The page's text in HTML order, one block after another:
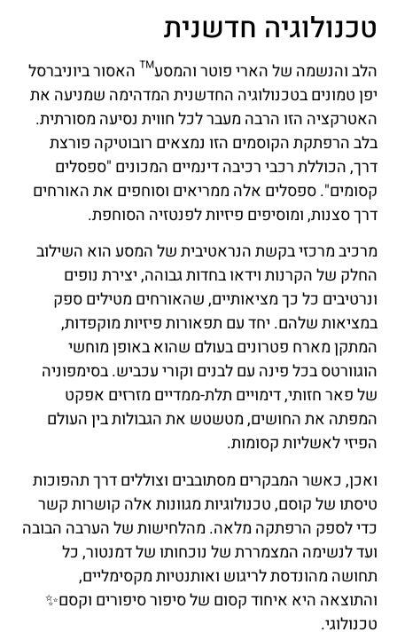
טכנולוגיה חדשנית
הלב והנשמה של הארי פוטר והמסע™ האסור ביוניברסל
יפן טמונים בטכנולוגיה החדשנית המדהימה שמניעה את
האטרקציה הזו הרבה מעבר לכל חווית נסיעה מסורתית.
בלב הרפתקת הקוסמים הזו נמצאים רובוטיקה פורצת
דרך, הכוללת רכבי רכיבה דינמיים המכונים "ספסלים
קסומים". ספסלים אלה ממריאים וסוחפים את האורחים
דרך סצנות, ומוסיפים פיזיות לפנטזיה הסוחפת.
מרכיב מרכזי בקשת הנראטיבית של המסע הוא השילוב
החלק של הקרנות וידאו בחדות גבוהה, יצירת נופים
ונרטיבים כל כך מציאותיים, שהאורחים מטילים ספק
במציאות שלהם. יחד עם תפאורות פיזיות מוקפדות,
המתקן מארח פטרונים בעולם שהוא באופן מוחשי
הוגוורטס בכל פינה עם לבנים וקורי עכביש. בסימפוניה
של פאר חזותי, דימויים תלת-ממדיים מזרזים אפקט
המפתה את החושים, מטשטש את הגבולות בין העולם
הפיזי לאשליות קסומות.
ואכן, כאשר המבקרים מסתובבים וצוללים דרך תהפוכות
טיסתו של קוסם, טכנולוגיות מגוונות אלה קושרות קשר
כדי לספק הרפתקה מלאה. מהלחישות של הערבה הבובה
ועד לנשימה המצמררת של נוכחותו של דמנטור, כל
תחושה מהונדסת לריגוש ואותנטיות מקסימליים,
והתוצאה היא איחוד קסום של סיפור סיפורים וקסם✨
טכנולוגי.